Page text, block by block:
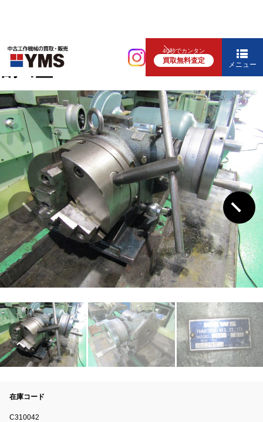
40秒でカンタン
買取無料査定 メニュー
各種テーブル
割出盤
在庫コード
C310042